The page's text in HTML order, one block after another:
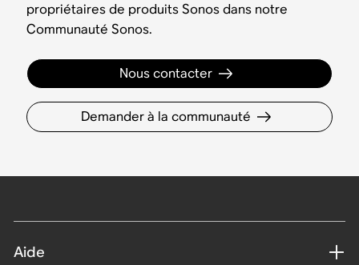
propriétaires de produits Sonos dans notre
Communauté Sonos.
Nous contacter
Demander à la communauté
Aide